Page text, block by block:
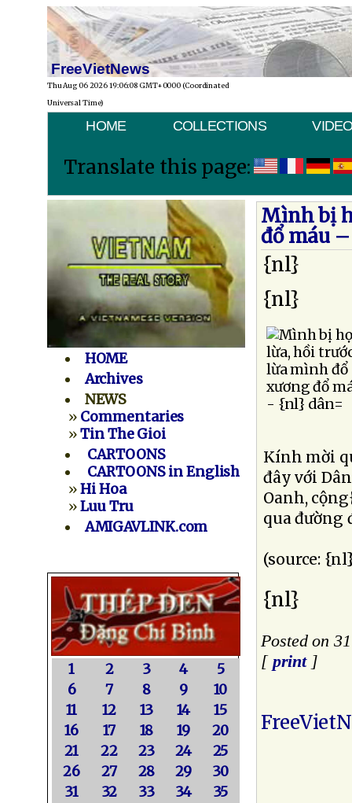
FreeVietNews
Thu Aug 06 2026 19:06:08 GMT+0000 (Coordinated
Universal Time)
HOME COLLECTIONS
Translate this page:
HOME
Archives
NEWS
» Commentaries
»Tin The Gioi
CARTOONS
CARTOONS in English
»Hi Hoa
»Luu Tru
AMIGAVLINK.com
1 2 3 4
5
6
7 8 9
10
11
12 13 14
15
16
17 18 19
20
21
22 23 24
25
26
27 28 29
30
31
32 33 34
35
Mình bị
đổ máu
{nl}
{nl}
Kính mời
đây với
Oanh,
qua đường
(source:
{nl}
Posted on
[ print]